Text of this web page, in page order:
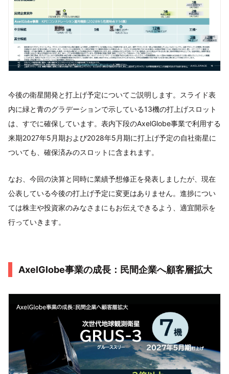
今後の衛星開発と打上げ予定についてご説明します。スライド表
内に緑と青のグラデーションで示している13機の打上げスロット
は、すでに確保しています。表内下段のAxelGlobe事業で利用する
来期2027年5月期および2028年5月期に打上げ予定の自社衛星に
ついても、確保済みのスロットに含まれます。
なお、今回の決算と同時に業績予想修正を発表しましたが、現在
公表している今後の打上げ予定に変更はありません。進捗につい
ては株主や投資家のみなさまにもお伝えできるよう、適宜開示を
行っていきます。
AxelGlobe事業の成長：民間企業へ顧客層拡大